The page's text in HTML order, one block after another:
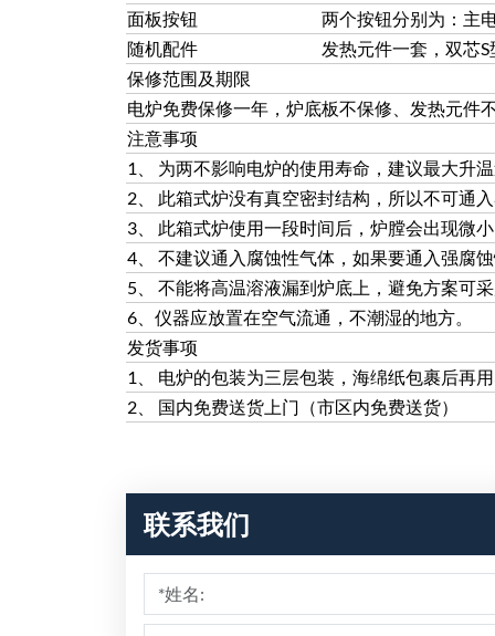
面板按钮
两个按钮分别为：主
随机配件
发热元件一套，双芯
保修范围及期限
电炉免费保修一年，炉底板不保修、发热元件
注意事项
1、 为两不影响电炉的使用寿命，建议最大升
2、 此箱式炉没有真空密封结构，所以不可通
3、 此箱式炉使用一段时间后，炉膛会出现微
4、 不建议通入腐蚀性气体，如果要通入强腐
5、 不能将高温溶液漏到炉底上，避免方案可
6、仪器应放置在空气流通，不潮湿的地方。
发货事项
1、 电炉的包装为三层包装，海绵纸包裹后再
2、 国内免费送货上门（市区内免费送货）
联系我们